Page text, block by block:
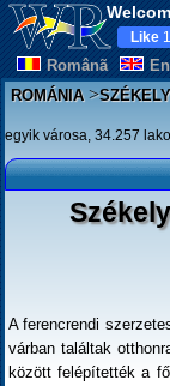
Românã
Like
ROMÁNIA>
egyik városa, 34.257
A ferencrendi
várban találtak
között felépítették a